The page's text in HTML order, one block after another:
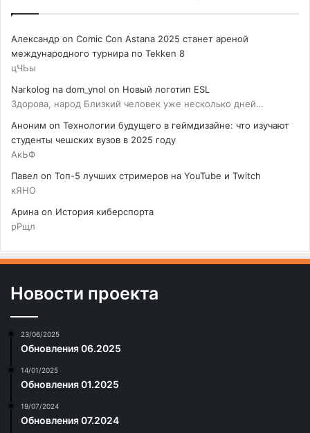
Александр on Comic Con Astana 2025 станет ареной
международного турнира по Tekken 8
цЧЬы
Narkolog na dom_ynol on Новый логотип ESL
Здорова, народ Близкий человек уже несколько дней…
Аноним on Технологии будущего в геймдизайне: что изучают
студенты чешских вузов в 2025 году
АкЬФ
Павел on Топ-5 лучших стримеров на YouTube и Twitch
кЯНО
Арина on История киберспорта
рРщл
Новости проекта
23/06/2025
Обновления 06.2025
14/01/2025
Обновления 01.2025
19/07/2024
Обновления 07.2024